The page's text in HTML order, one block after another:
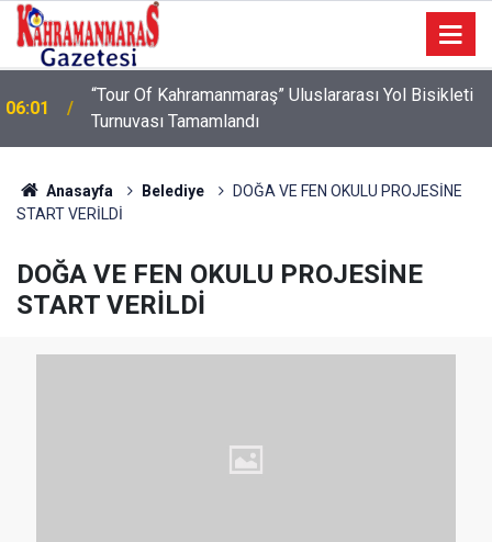
06:01
“Tour Of Kahramanmaraş” Uluslararası Yol Bisikleti
Turnuvası Tamamlandı
Anasayfa Belediye
DOĞA VE FEN OKULU PROJESİNE
START VERİLDİ
DOĞA VE FEN OKULU PROJESİNE
START VERİLDİ